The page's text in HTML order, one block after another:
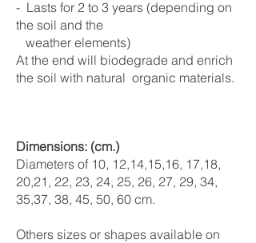
- Lasts for 2 to 3 years (depending on
the soil and the
weather elements)
At the end will biodegrade and enrich
the soil with natural organic materials.
Dimensions: (cm.)
Diameters of 10, 12,14,15,16, 17,18,
20,21, 22, 23, 24, 25, 26, 27, 29, 34,
35,37, 38, 45, 50, 60 cm.
Others sizes or shapes available on